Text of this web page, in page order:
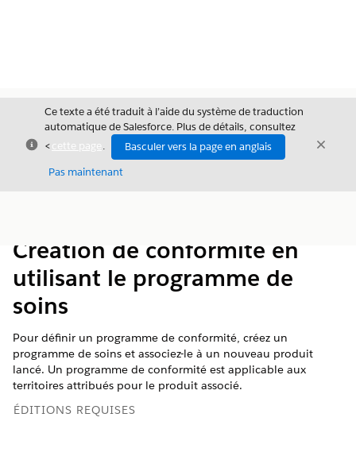
Fermer
Ce texte a été traduit à l’aide du système de traduction
automatique de Salesforce. Plus de détails, consultez
<cette page .
Basculer vers la page en anglais
Pas maintenant
Fermer
Création de conformité en
utilisant le programme de
soins
Pour définir un programme de conformité, créez un
programme de soins et associez-le à un nouveau produit
lancé. Un programme de conformité est applicable aux
territoires attribués pour le produit associé.
ÉDITIONS REQUISES